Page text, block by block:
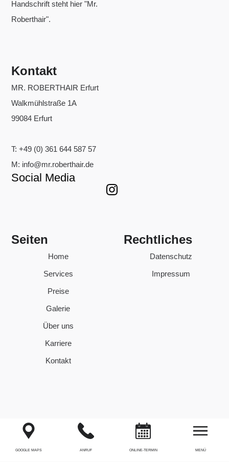
Kontakt
MR. ROBERTHAIR Erfurt
Walkmühlstraße 1A
99084 Erfurt
T: +49 (0) 361 644 587 57
M: info@mr.roberthair.de
Social Media
Seiten
Home
Services
Preise
Galerie
Über uns
Karriere
Kontakt
Rechtliches
Datenschutz
Impressum
GOOGLE MAPS ANRUF ONLINE-TERMIN MENÜ